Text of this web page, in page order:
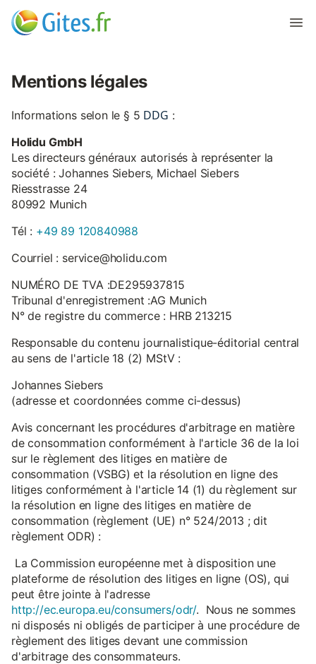
Mentions légales
Informations selon le § 5 DDG :
Holidu GmbH
Les directeurs généraux autorisés à représenter la
société : Johannes Siebers, Michael Siebers
Riesstrasse 24
80992 Munich
Tél : +49 89 120840988
Courriel : service@holidu.com
NUMÉRO DE TVA :DE295937815
Tribunal d'enregistrement :AG Munich
N° de registre du commerce : HRB 213215
Responsable du contenu journalistique-éditorial central
au sens de l'article 18 (2) MStV :
Johannes Siebers
(adresse et coordonnées comme ci-dessus)
Avis concernant les procédures d'arbitrage en matière
de consommation conformément à l'article 36 de la loi
sur le règlement des litiges en matière de
consommation (VSBG) et la résolution en ligne des
litiges conformément à l'article 14 (1) du règlement sur
la résolution en ligne des litiges en matière de
consommation (règlement (UE) n° 524/2013 ; dit
règlement ODR) :
La Commission européenne met à disposition une
plateforme de résolution des litiges en ligne (OS), qui
peut être jointe à l'adresse
http://ec.europa.eu/consumers/odr/. Nous ne sommes
ni disposés ni obligés de participer à une procédure de
règlement des litiges devant une commission
d'arbitrage des consommateurs.